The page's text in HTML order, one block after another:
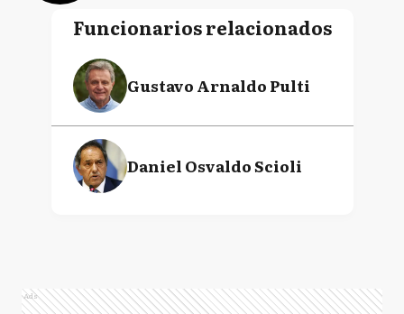
Funcionarios relacionados
Gustavo Arnaldo Pulti
Daniel Osvaldo Scioli
Ads